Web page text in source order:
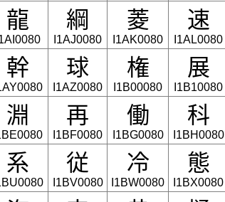
龍 綱
I1AJ0080
菱
I1AK0080
速
I1AL0080
幹 球
I1AZ0080
権
I1B00080
展
I1B10080
淵 再
I1BF0080
働
I1BG0080
科
I1BH0080
系 従
I1BV0080
冷
I1BW0080
態
I1BX0080